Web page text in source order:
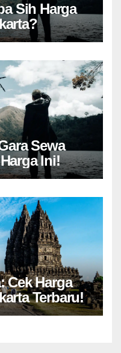
Sih Harga
Sewa
Ini!
Cek Harga
Terbaru!